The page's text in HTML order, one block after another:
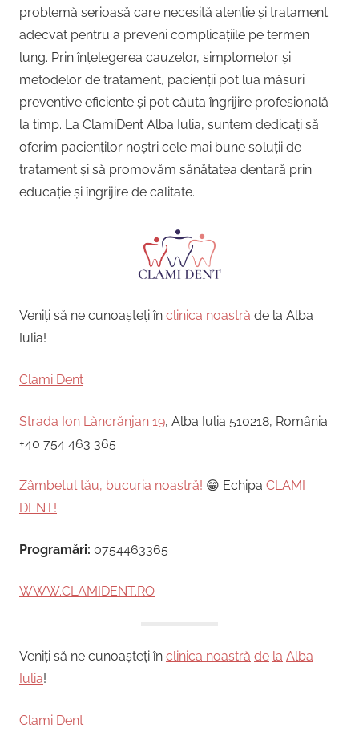
problemă serioasă care necesită atenție și tratament
adecvat pentru a preveni complicațiile pe termen
lung. Prin înțelegerea cauzelor, simptomelor și
metodelor de tratament, pacienții pot lua măsuri
preventive eficiente și pot căuta îngrijire profesională
la timp. La ClamiDent Alba Iulia, suntem dedicați să
oferim pacienților noștri cele mai bune soluții de
tratament și să promovăm sănătatea dentară prin
educație și îngrijire de calitate.
Veniți să ne cunoașteți în clinica noastră de la Alba
Iulia!
Clami Dent
Strada Ion Lăncrănjan 19, Alba Iulia 510218, România
+40 754 463 365
Zâmbetul tău, bucuria noastră! 😁 Echipa CLAMI
DENT!
Programări: 0754463365
WWW.CLAMIDENT.RO
Veniți să ne cunoașteți în clinica noastră de la Alba
Iulia!
Clami Dent